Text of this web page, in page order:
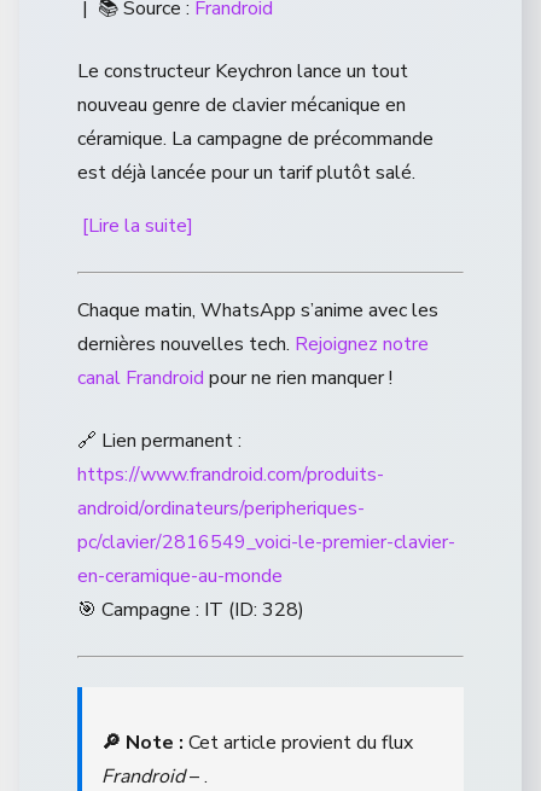
| 📚 Source : Frandroid
Le constructeur Keychron lance un tout
nouveau genre de clavier mécanique en
céramique. La campagne de précommande
est déjà lancée pour un tarif plutôt salé.
[Lire la suite]
Chaque matin, WhatsApp s’anime avec les
dernières nouvelles tech. Rejoignez notre
canal Frandroid pour ne rien manquer !
🔗 Lien permanent :
https://www.frandroid.com/produits-
android/ordinateurs/peripheriques-
pc/clavier/2816549_voici-le-premier-clavier-
en-ceramique-au-monde
🎯 Campagne : IT (ID: 328)
🔎 Note : Cet article provient du flux
Frandroid– .